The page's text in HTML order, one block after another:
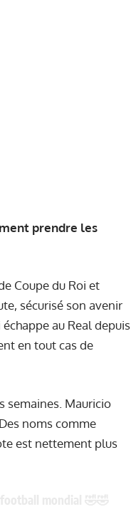
prendre les
Coupe du Roi et
sécurisé son avenir
au Real depuis
en tout cas de
semaines. Mauricio
noms comme
est nettement plus